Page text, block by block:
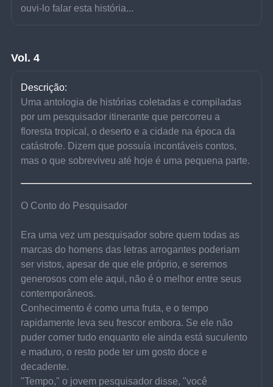
ouvi-lo falar esta história...
Vol. 4
Descrição:
Uma antologia de histórias coletadas e compiladas
por um pesquisador itinerante que percorreu a
floresta tropical, o deserto e a cidade na época da
catástrofe. Dizem que possuía incontáveis contos,
mas o que sobreviveu até hoje é uma pequena parte.
O Conto do Pesquisador
Era uma vez um pesquisador sobre quem todas as
marcas do homens das letras arrogantes poderiam
ser vistos, apesar de que ele próprio, e seremos
generosos com ele aqui, não é o melhor entre seus
contemporâneos.
Conhecimento é como uma fruta, e o tempo
rapidamente leva seu frescor embora. Se ele não
puder comer tudo enquanto ele ainda está suculento
e maduro, o resto pode ter um gosto doce e
decadente.
"Tempo," o jovem pesquisador disse, "você